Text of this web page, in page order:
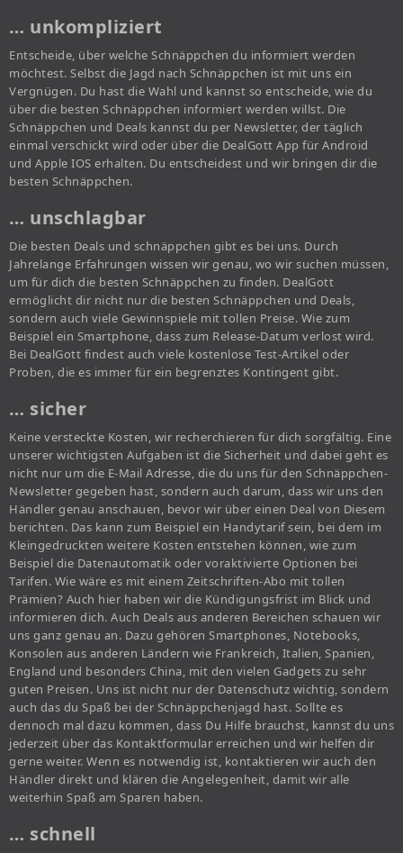
… unkompliziert
Entscheide, über welche Schnäppchen du informiert werden
möchtest. Selbst die Jagd nach Schnäppchen ist mit uns ein
Vergnügen. Du hast die Wahl und kannst so entscheide, wie du
über die besten Schnäppchen informiert werden willst. Die
Schnäppchen und Deals kannst du per Newsletter, der täglich
einmal verschickt wird oder über die DealGott App für Android
und Apple IOS erhalten. Du entscheidest und wir bringen dir die
besten Schnäppchen.
… unschlagbar
Die besten Deals und schnäppchen gibt es bei uns. Durch
Jahrelange Erfahrungen wissen wir genau, wo wir suchen müssen,
um für dich die besten Schnäppchen zu finden. DealGott
ermöglicht dir nicht nur die besten Schnäppchen und Deals,
sondern auch viele Gewinnspiele mit tollen Preise. Wie zum
Beispiel ein Smartphone, dass zum Release-Datum verlost wird.
Bei DealGott findest auch viele kostenlose Test-Artikel oder
Proben, die es immer für ein begrenztes Kontingent gibt.
… sicher
Keine versteckte Kosten, wir recherchieren für dich sorgfältig. Eine
unserer wichtigsten Aufgaben ist die Sicherheit und dabei geht es
nicht nur um die E-Mail Adresse, die du uns für den Schnäppchen-
Newsletter gegeben hast, sondern auch darum, dass wir uns den
Händler genau anschauen, bevor wir über einen Deal von Diesem
berichten. Das kann zum Beispiel ein Handytarif sein, bei dem im
Kleingedruckten weitere Kosten entstehen können, wie zum
Beispiel die Datenautomatik oder voraktivierte Optionen bei
Tarifen. Wie wäre es mit einem Zeitschriften-Abo mit tollen
Prämien? Auch hier haben wir die Kündigungsfrist im Blick und
informieren dich. Auch Deals aus anderen Bereichen schauen wir
uns ganz genau an. Dazu gehören Smartphones, Notebooks,
Konsolen aus anderen Ländern wie Frankreich, Italien, Spanien,
England und besonders China, mit den vielen Gadgets zu sehr
guten Preisen. Uns ist nicht nur der Datenschutz wichtig, sondern
auch das du Spaß bei der Schnäppchenjagd hast. Sollte es
dennoch mal dazu kommen, dass Du Hilfe brauchst, kannst du uns
jederzeit über das Kontaktformular erreichen und wir helfen dir
gerne weiter. Wenn es notwendig ist, kontaktieren wir auch den
Händler direkt und klären die Angelegenheit, damit wir alle
weiterhin Spaß am Sparen haben.
… schnell